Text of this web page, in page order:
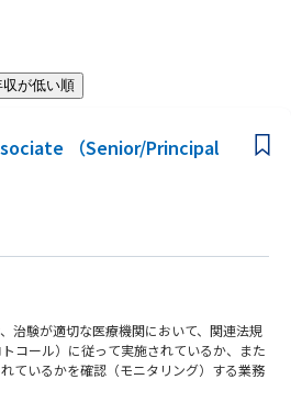
収が低い順
（Senior/Principal
治験が適切な医療機関において、関連法規
トコール）に従って実施されているか、また
ているかを確認（モニタリング）する業務